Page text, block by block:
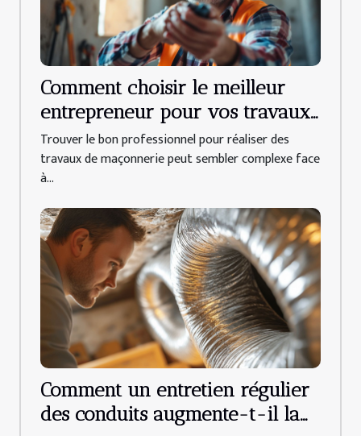
Comment choisir le meilleur
entrepreneur pour vos travaux
de maçonnerie ?
Trouver le bon professionnel pour réaliser des
travaux de maçonnerie peut sembler complexe face
à...
Comment un entretien régulier
des conduits augmente-t-il la